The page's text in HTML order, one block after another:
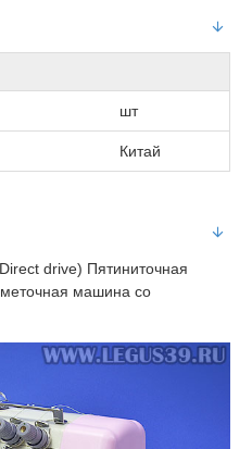
шт
Китай
drive) Пятиниточная
машина со